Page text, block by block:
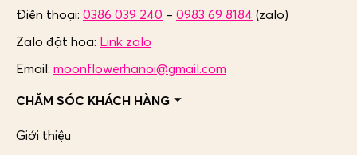
Điện thoại: 0386 039 240 – 0983 69 8184 (zalo)
Zalo đặt hoa: Link zalo
Email: moonflowerhanoi@gmail.com
CHĂM SÓC KHÁCH HÀNG
Giới thiệu